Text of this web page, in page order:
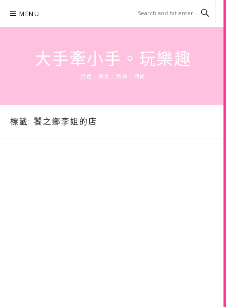
content
MENU
大手牽小手。玩樂趣
旅遊 | 美食 | 商攝 | 時尚
標籤: 饕之鄉李姐的店